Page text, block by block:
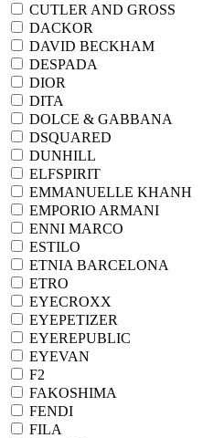
CUTLER AND GROSS
DACKOR
DAVID BECKHAM
DESPADA
DIOR
DITA
DOLCE & GABBANA
DSQUARED
DUNHILL
ELFSPIRIT
EMMANUELLE KHANH
EMPORIO ARMANI
ENNI MARCO
ESTILO
ETNIA BARCELONA
ETRO
EYECROXX
EYEPETIZER
EYEREPUBLIC
EYEVAN
F2
FAKOSHIMA
FENDI
FILA